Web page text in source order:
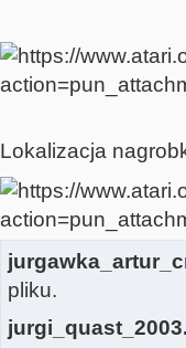
Lokalizacja
pliku.